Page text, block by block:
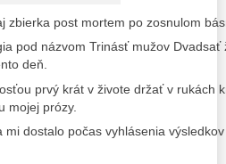
zbierka post mortem po zosnulom
pod názvom Trinásť mužov
deň.
prvý krát v živote držať v rukách
mojej prózy.
mi dostalo počas vyhlásenia